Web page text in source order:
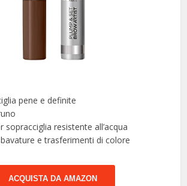
pene e definite
sopracciglia resistente all’acqua
e trasferimenti di colore
ACQUISTA DA AMAZON